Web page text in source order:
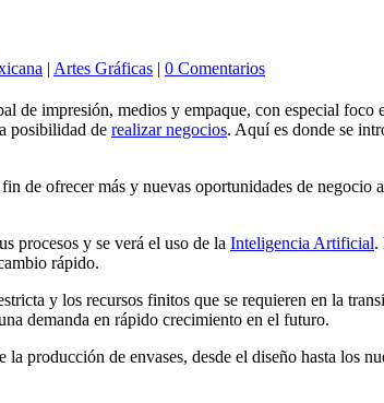
| Artes Gráficas | 0 Comentarios
impresión, medios y empaque, con especial
posibilidad de realizar negocios. Aquí es donde se
de ofrecer más y nuevas oportunidades de
procesos y se verá el uso de la Inteligencia Artificial.
rápido.
y los recursos finitos que se requieren en la
demanda en rápido crecimiento en el futuro.
producción de envases, desde el diseño hasta los